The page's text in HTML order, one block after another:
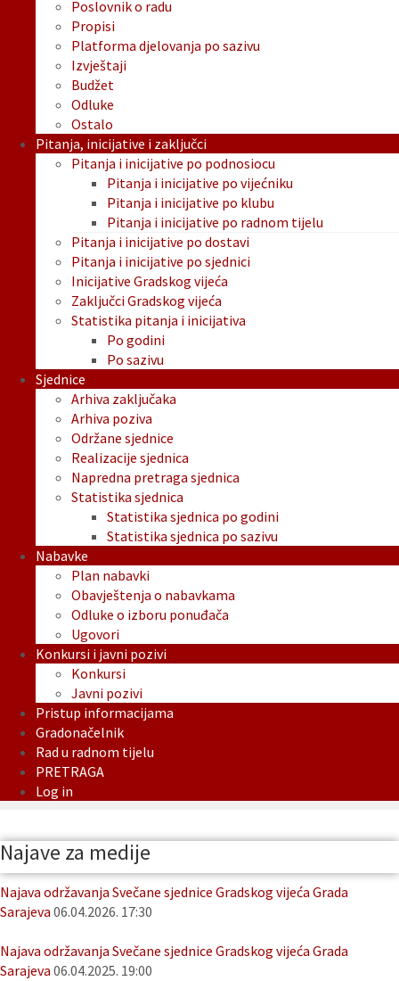
Poslovnik o radu
Propisi
Platforma djelovanja po sazivu
Izvještaji
Budžet
Odluke
Ostalo
Pitanja, inicijative i zaključci
Pitanja i inicijative po podnosiocu
Pitanja i inicijative po vijećniku
Pitanja i inicijative po klubu
Pitanja i inicijative po radnom tijelu
Pitanja i inicijative po dostavi
Pitanja i inicijative po sjednici
Inicijative Gradskog vijeća
Zaključci Gradskog vijeća
Statistika pitanja i inicijativa
Po godini
Po sazivu
Sjednice
Arhiva zaključaka
Arhiva poziva
Održane sjednice
Realizacije sjednica
Napredna pretraga sjednica
Statistika sjednica
Statistika sjednica po godini
Statistika sjednica po sazivu
Nabavke
Plan nabavki
Obavještenja o nabavkama
Odluke o izboru ponuđača
Ugovori
Konkursi i javni pozivi
Konkursi
Javni pozivi
Pristup informacijama
Gradonačelnik
Rad u radnom tijelu
PRETRAGA
Log in
Najave za medije
Najava održavanja Svečane sjednice Gradskog vijeća Grada
Sarajeva 06.04.2026. 17:30
Najava održavanja Svečane sjednice Gradskog vijeća Grada
Sarajeva 06.04.2025. 19:00